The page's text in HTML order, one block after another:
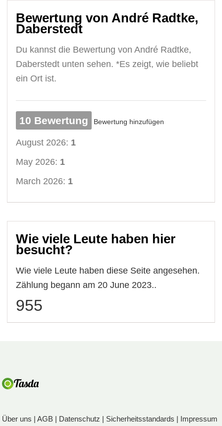
Bewertung von André Radtke,
Daberstedt
Du kannst die Bewertung von André Radtke,
Daberstedt unten sehen. *Es zeigt, wie beliebt
ein Ort ist.
10 Bewertung Bewertung hinzufügen
August 2026: 1
May 2026: 1
March 2026: 1
Wie viele Leute haben hier
besucht?
Wie viele Leute haben diese Seite angesehen.
Zählung begann am 20 June 2023..
955
Über uns |AGB | Datenschutz | Sicherheitsstandards | Impressum